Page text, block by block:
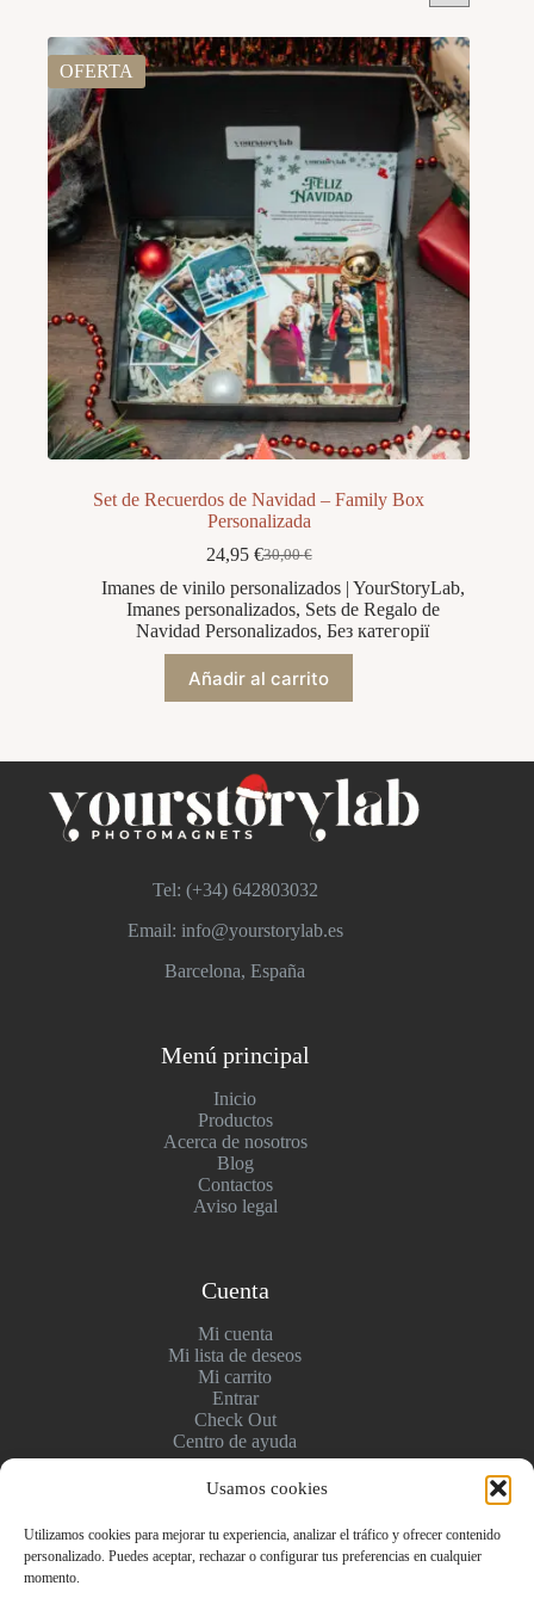
Usamos cookies
Utilizamos cookies para mejorar tu experiencia, analizar el tráfico y ofrecer contenido
personalizado. Puedes aceptar, rechazar o configurar tus preferencias en cualquier
momento.
OFERTA
Set de Recuerdos de Navidad – Family Box
Personalizada
30,00€
El
precio
original
era:
30,00 €.
24,95 €El
precio
actual
es:
24,95 €.
Imanes de vinilo personalizados | YourStoryLab,
Imanes personalizados, Sets de Regalo de
Navidad Personalizados,Без категорії
Añadir al carrito
Tel: (+34) 642803032
Email: info@yourstorylab.es
Barcelona, España
Menú principal
Inicio
Productos
Acerca de nosotros
Blog
Contactos
Aviso legal
Cuenta
Mi cuenta
Mi lista de deseos
Mi carrito
Entrar
Check Out
Centro de ayuda
Pagos y entregas
Envío y pago